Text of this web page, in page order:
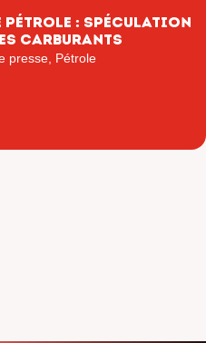
pétrole : Spéculation
carburants
presse Pétrole